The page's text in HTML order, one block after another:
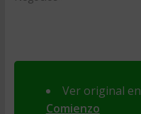
Ver original en
Comienzo